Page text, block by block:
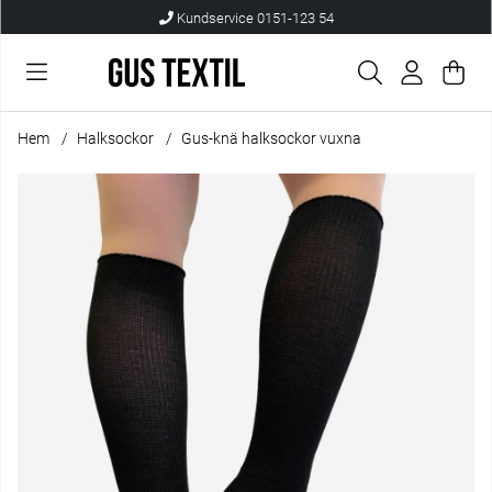
Kundservice 0151-123 54
.
Hem Halksockor Gus-knä halksockor vuxna
Produktbilder Gus-knä halksockor vuxna